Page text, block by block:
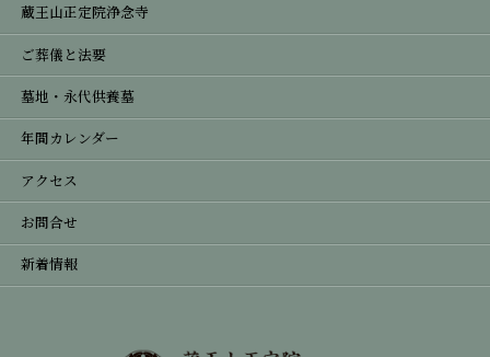
蔵王山正定院浄念寺
ご葬儀と法要
墓地・永代供養墓
年間カレンダー
アクセス
お問合せ
新着情報